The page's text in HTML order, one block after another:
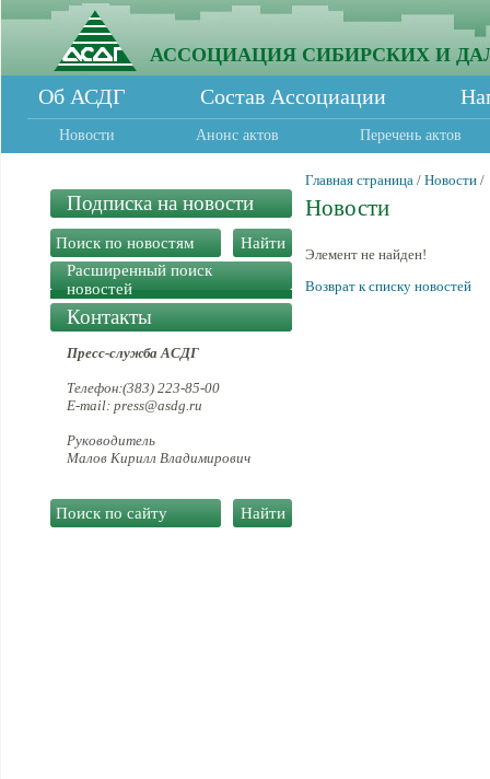
АССОЦИАЦИЯ СИБИРСКИХ И
Об АСДГ Состав Ассоциации
Новости Анонс актов Перечень актов
Подписка на новости
Расширенный поиск
новостей
Контакты
Пресс-служба АСДГ
Телефон:(383) 223-85-00
E-mail: press@asdg.ru
Руководитель
Малов Кирилл Владимирович
Главная страница / Новости /
Новости
Элемент не найден!
Возврат к списку новостей